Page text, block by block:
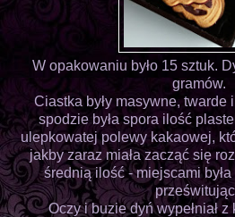
W opakowaniu było 15 sztuk.
gramów.
Ciastka były masywne, twarde
spodzie była spora ilość
ulepkowatej polewy kakaowej,
jakby zaraz miała zacząć się
średnią ilość - miejscami
Oczy i buzie dyń wypełniał z